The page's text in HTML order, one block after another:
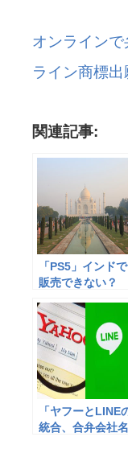
オンライン
ライン商標
関連記事:
「PS5」インドで
販売できない？
録」報道、サイト
に発売日掲載なし
「ヤフーとLINE
統合、合弁会社名